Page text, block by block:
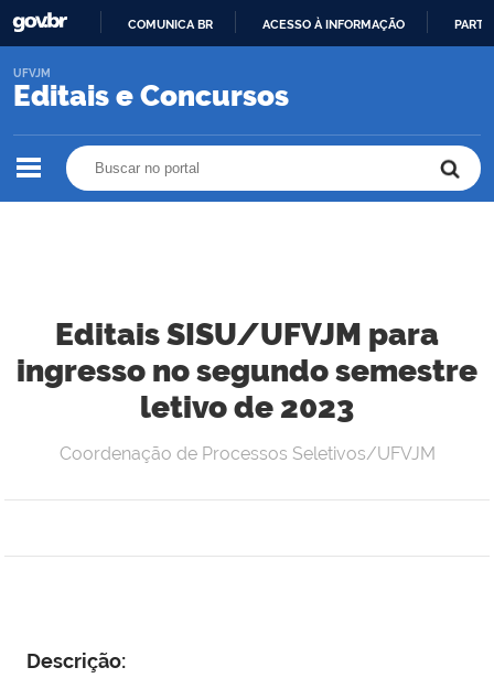
O
COMUNICA BR ACESSO À INFORMAÇÃO
Editais e Concursos
UFVJM
Editais SISU/UFVJM para
ingresso no segundo semestre
letivo de 2023
Coordenação de Processos Seletivos/UFVJM
Descrição: